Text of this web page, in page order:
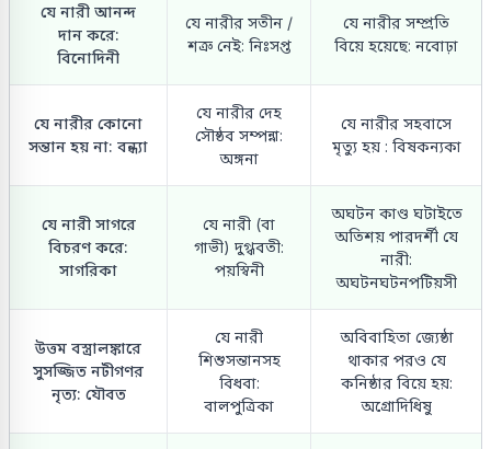
যে নারী আনন্দ
দান করে:
বিনোদিনী
যে নারীর সতীন /
শত্রু নেই: নিঃসপ্ত
যে নারীর সম্প্রতি
বিয়ে হয়েছে: নবোঢ়া
যে নারীর কোনো
সন্তান হয় না: বন্ধ্যা
যে নারীর দেহ
সৌষ্ঠব সম্পন্না:
অঙ্গনা
যে নারীর সহবাসে
মৃত্যু হয় : বিষকন্যকা
যে নারী সাগরে
বিচরণ করে:
সাগরিকা
যে নারী (বা
গাভী) দুগ্ধবতী:
পয়স্বিনী
অঘটন কাণ্ড ঘটাইতে
অতিশয় পারদর্শী যে
নারী:
অঘটনঘটনপটিয়সী
উত্তম বস্ত্রালঙ্কারে
সুসজ্জিত নটীগণর
নৃত্য: যৌবত
যে নারী
শিশুসন্তানসহ
বিধবা:
বালপুত্রিকা
অবিবাহিতা জ্যেষ্ঠা
থাকার পরও যে
কনিষ্ঠার বিয়ে হয়:
অগ্রোদিধিষু